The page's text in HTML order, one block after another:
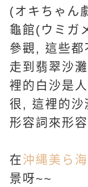
(オキちゃん
龜館(ウミガ
參觀, 這些都
走到翡翠沙
裡的白沙是
很, 這裡的沙
形容詞來形
在沖縄美ら
景呀~~